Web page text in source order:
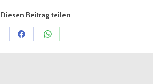
Diesen Beitrag teilen
Share
on
Share
on